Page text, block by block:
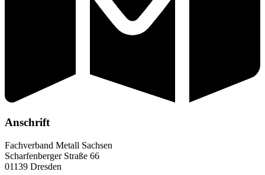
Anschrift
Fachverband Metall Sachsen
Scharfenberger Straße 66
01139 Dresden